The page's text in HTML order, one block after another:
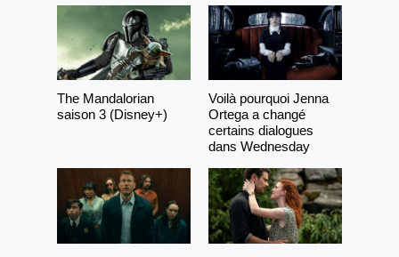
The Mandalorian
saison 3 (Disney+)
Voilà pourquoi Jenna
Ortega a changé
certains dialogues
dans Wednesday